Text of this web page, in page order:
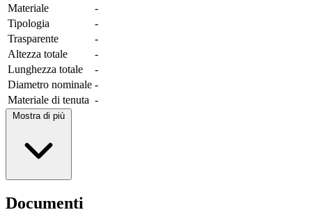
Materiale
-
Tipologia
-
Trasparente
-
Altezza totale
-
Lunghezza totale
-
Diametro nominale -
Materiale di tenuta -
Mostra di più
Documenti